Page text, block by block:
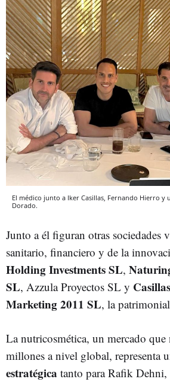
El médico junto a Iker Casillas, Fernando Hierro
Dorado.
Junto a él figuran otras sociedades
sanitario, financiero y de la
Holding Investments SL,
SL, Azzula Proyectos SL y
Marketing 2011 SL, la
La nutricosmética, un mercado que
millones a nivel global, representa
estratégica tanto para Rafik